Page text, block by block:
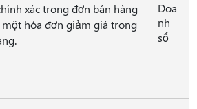
xác trong đơn bán hàng
hóa đơn giảm giá trong
Doa
nh
số